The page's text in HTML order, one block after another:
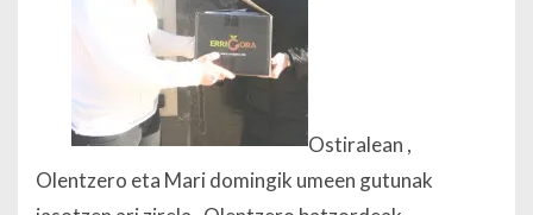
Ostiralean ,
Olentzero eta Mari domingik umeen gutunak